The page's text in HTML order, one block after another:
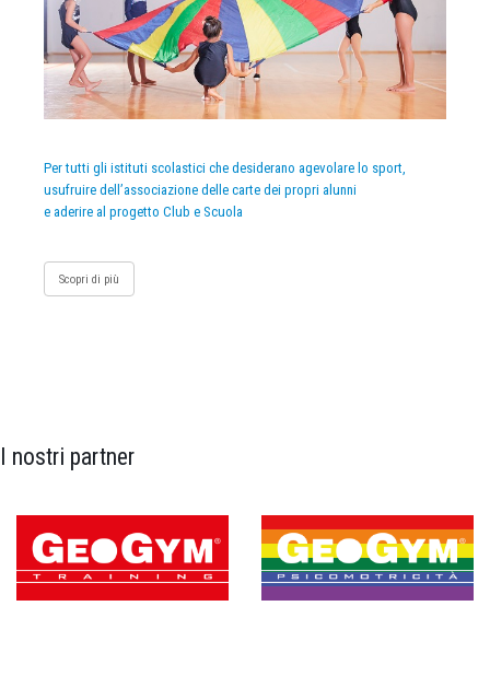
Per tutti gli istituti scolastici che desiderano agevolare lo sport,
usufruire dell’associazione delle carte dei propri alunni
e aderire al progetto Club e Scuola
Scopri di più
I nostri partner